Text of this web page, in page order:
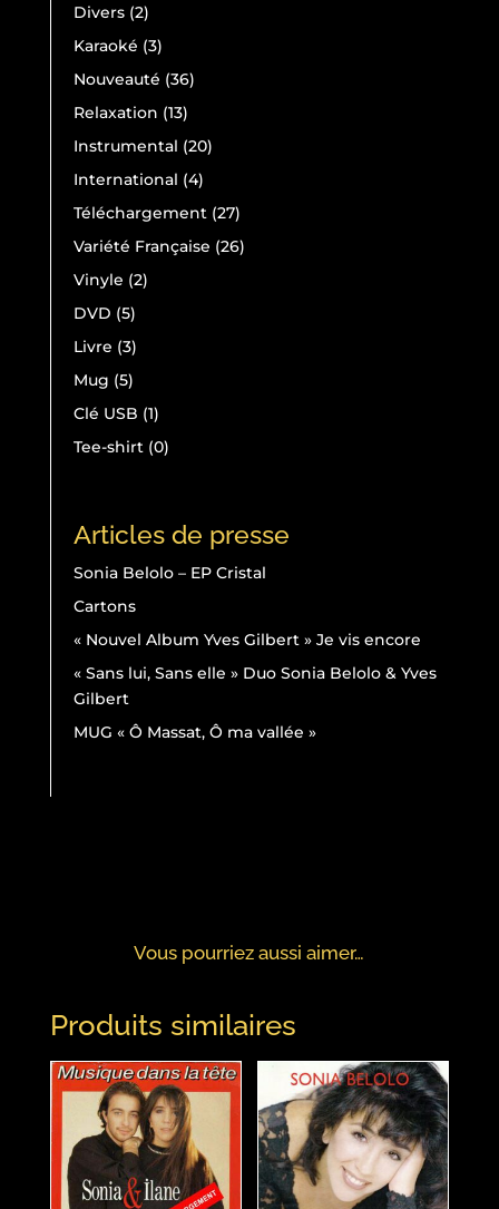
Divers 22
produits
Karaoké 33
produits
Nouveauté 3636
Relaxation 1313
produits
Instrumental 2020
International 44
produits
Téléchargement 2727
produits
Variété Française 2626
Vinyle 22
DVD 55
produits
Livre 33
produits
Mug 55
produits
Clé USB 11
produit
Tee-shirt 00
Articles de presse
Sonia Belolo – EP Cristal
Cartons
« Nouvel Album Yves Gilbert » Je vis encore
« Sans lui, Sans elle » Duo Sonia Belolo & Yves
Gilbert
MUG « Ô Massat, Ô ma vallée »
Vous pourriez aussi aimer…
Produits similaires